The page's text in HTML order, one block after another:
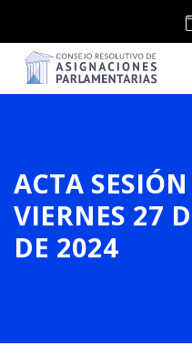
ACTA
VIERNES 27
DE 2024